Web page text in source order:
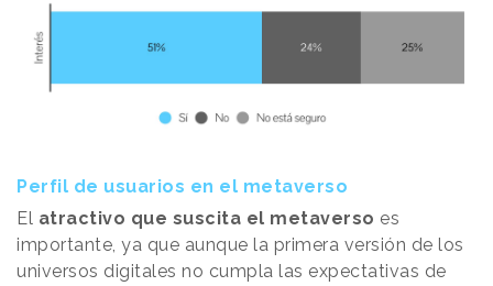
Perfil de usuarios en el metaverso
El atractivo que suscita el metaverso es
importante, ya que aunque la primera versión de los
universos digitales no cumpla las expectativas de